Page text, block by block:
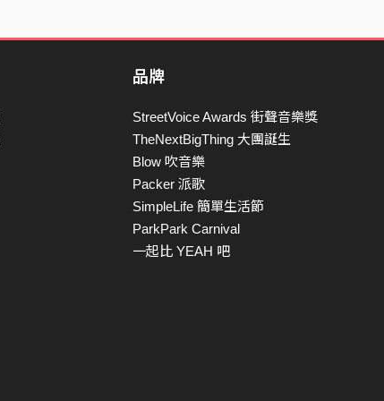
品牌
StreetVoice Awards 街聲音樂獎
TheNextBigThing 大團誕生
Blow 吹音樂
Packer 派歌
SimpleLife 簡單生活節
ParkPark Carnival
一起比 YEAH 吧